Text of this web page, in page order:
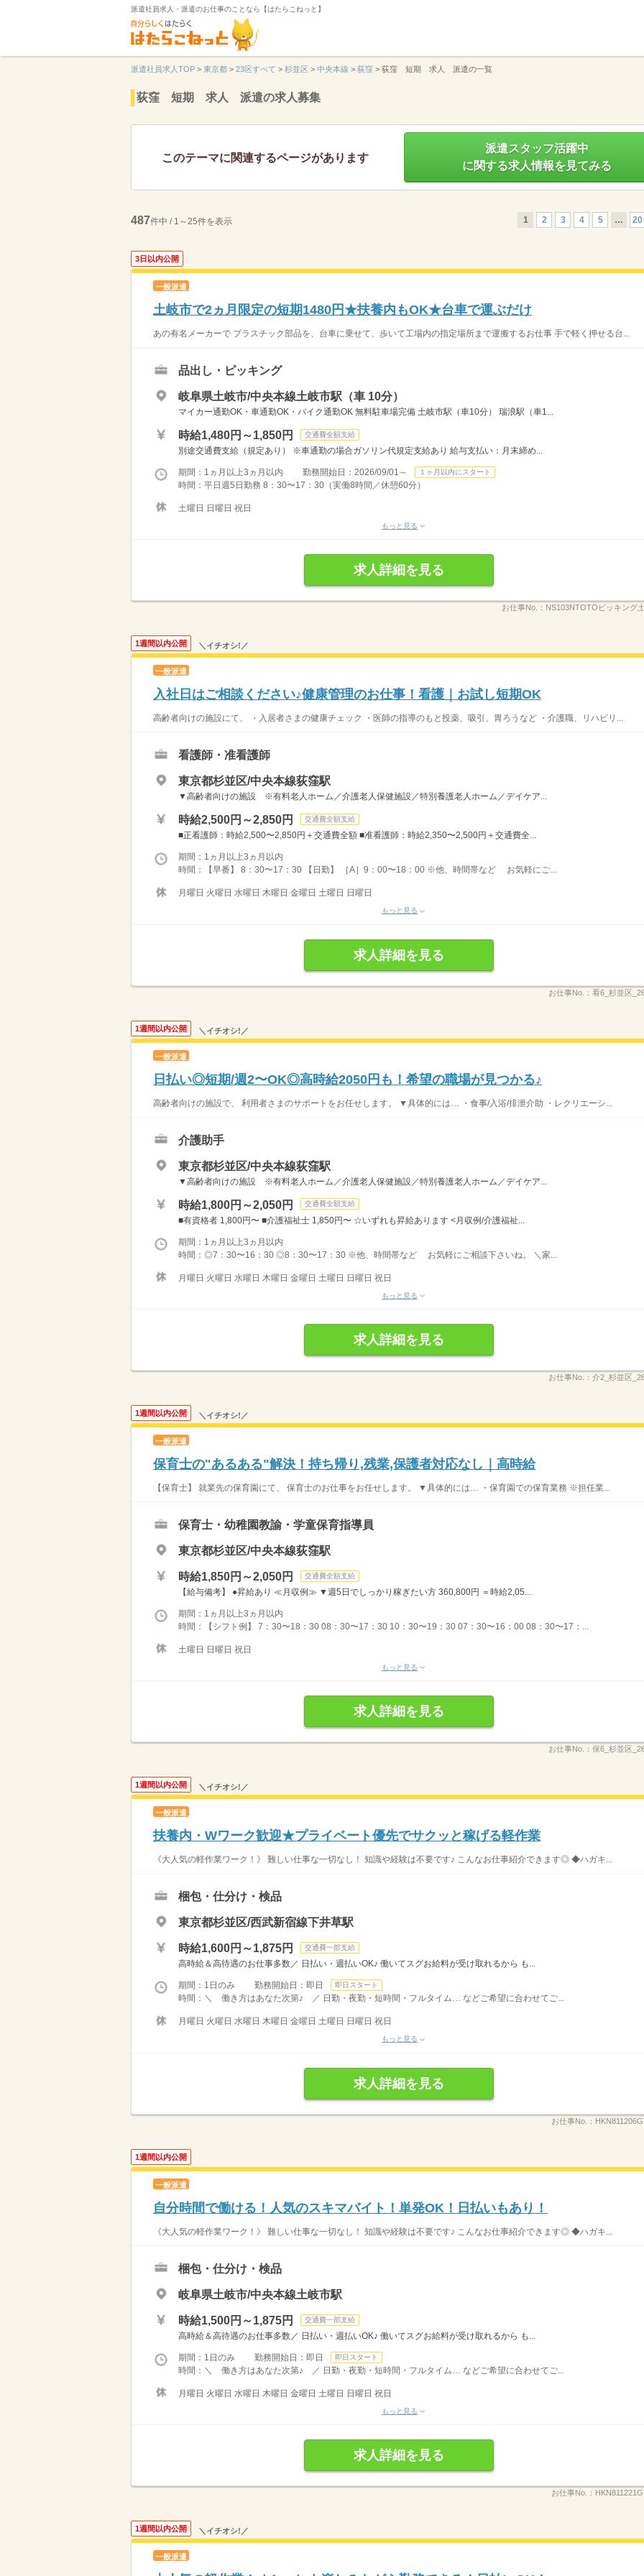
派遣社員求人・派遣のお仕事のことなら【はたらこねっと】
派遣社員求人TOP > 東京都 > 23区すべて > 杉並区 > 中央本線 > 荻窪 > 荻窪 短期 求人 派遣の一覧
荻窪 短期 求人 派遣の求人募集
このテーマに関連するページがあります
派遣スタッフ活躍中
に関する求人情報を見てみる
487件中 / 1～25件を表示 1 2 3 4 5 … 20
3日以内公開
一般派遣
土岐市で2ヵ月限定の短期1480円★扶養内もOK★台車で運ぶだけ
あの有名メーカーで プラスチック部品を、台車に乗せて、歩いて工場内の指定場所まで運搬するお仕事 手で軽く押せる台...
品出し・ピッキング
岐阜県土岐市/中央本線土岐市駅（車 10分）
マイカー通勤OK・車通勤OK・バイク通勤OK 無料駐車場完備 土岐市駅（車10分） 瑞浪駅（車1...
時給1,480円～1,850円 交通費全額支給
別途交通費支給（規定あり） ※車通勤の場合ガソリン代規定支給あり 給与支払い：月末締め...
期間：1ヵ月以上3ヵ月以内 勤務開始日：2026/09/01～ １ヶ月以内にスタート
時間：平日週5日勤務 8：30〜17：30（実働8時間／休憩60分）
土曜日 日曜日 祝日
もっと見る
求人詳細を見る
お仕事No.： NS103NTOTOピッキング
1週間以内公開 ＼イチオシ!／
一般派遣
入社日はご相談ください♪健康管理のお仕事！看護｜お試し短期OK
高齢者向けの施設にて、 ・入居者さまの健康チェック ・医師の指導のもと投薬、吸引、胃ろうなど ・介護職、リハビリ...
看護師・准看護師
東京都杉並区/中央本線荻窪駅
▼高齢者向けの施設 ※有料老人ホーム／介護老人保健施設／特別養護老人ホーム／デイケア...
時給2,500円～2,850円 交通費全額支給
■正看護師：時給2,500〜2,850円＋交通費全額 ■准看護師：時給2,350〜2,500円＋交通費全...
期間：1ヵ月以上3ヵ月以内
時間：【早番】 8：30〜17：30 【日勤】 ［A］9：00〜18：00 ※他、時間帯など お気軽にご...
月曜日 火曜日 水曜日 木曜日 金曜日 土曜日 日曜日
もっと見る
求人詳細を見る
お仕事No.： 看6_杉並区
1週間以内公開 ＼イチオシ!／
一般派遣
日払い◎短期/週2〜OK◎高時給2050円も！希望の職場が見つかる♪
高齢者向けの施設で、 利用者さまのサポートをお任せします。 ▼具体的には… ・食事/入浴/排泄介助 ・レクリエーシ...
介護助手
東京都杉並区/中央本線荻窪駅
▼高齢者向けの施設 ※有料老人ホーム／介護老人保健施設／特別養護老人ホーム／デイケア...
時給1,800円～2,050円 交通費全額支給
■有資格者 1,800円〜 ■介護福祉士 1,850円〜 ☆いずれも昇給あります <月収例/介護福祉...
期間：1ヵ月以上3ヵ月以内
時間：◎7：30〜16：30 ◎8：30〜17：30 ※他、時間帯など お気軽にご相談下さいね。 ＼家...
月曜日 火曜日 水曜日 木曜日 金曜日 土曜日 日曜日 祝日
もっと見る
求人詳細を見る
お仕事No.： 介2_杉並区
1週間以内公開 ＼イチオシ!／
一般派遣
保育士の"あるある"解決！持ち帰り,残業,保護者対応なし｜高時給
【保育士】 就業先の保育園にて、 保育士のお仕事をお任せします。 ▼具体的には… ・保育園での保育業務 ※担任業...
保育士・幼稚園教諭・学童保育指導員
東京都杉並区/中央本線荻窪駅
時給1,850円～2,050円 交通費全額支給
【給与備考】 ●昇給あり ≪月収例≫ ▼週5日でしっかり稼ぎたい方 360,800円 ＝時給2,05...
期間：1ヵ月以上3ヵ月以内
時間：【シフト例】 7：30〜18：30 08：30〜17：30 10：30〜19：30 07：30〜16：00 08：30〜17：...
土曜日 日曜日 祝日
もっと見る
求人詳細を見る
お仕事No.： 保6_杉並区
1週間以内公開 ＼イチオシ!／
一般派遣
扶養内・Wワーク歓迎★プライベート優先でサクッと稼げる軽作業
《大人気の軽作業ワーク！》 難しい仕事な一切なし！ 知識や経験は不要です♪ こんなお仕事紹介できます◎ ◆ハガキ...
梱包・仕分け・検品
東京都杉並区/西武新宿線下井草駅
時給1,600円～1,875円 交通費一部支給
高時給＆高待遇のお仕事多数／ 日払い・週払いOK♪ 働いてスグお給料が受け取れるから も...
期間：1日のみ 勤務開始日：即日 即日スタート
時間：＼ 働き方はあなた次第♪ ／ 日勤・夜勤・短時間・フルタイム… などご希望に合わせてご...
月曜日 火曜日 水曜日 木曜日 金曜日 土曜日 日曜日 祝日
もっと見る
求人詳細を見る
お仕事No.：
1週間以内公開
一般派遣
自分時間で働ける！人気のスキマバイト！単発OK！日払いもあり！
《大人気の軽作業ワーク！》 難しい仕事な一切なし！ 知識や経験は不要です♪ こんなお仕事紹介できます◎ ◆ハガキ...
梱包・仕分け・検品
岐阜県土岐市/中央本線土岐市駅
時給1,500円～1,875円 交通費一部支給
高時給＆高待遇のお仕事多数／ 日払い・週払いOK♪ 働いてスグお給料が受け取れるから も...
期間：1日のみ 勤務開始日：即日 即日スタート
時間：＼ 働き方はあなた次第♪ ／ 日勤・夜勤・短時間・フルタイム… などご希望に合わせてご...
月曜日 火曜日 水曜日 木曜日 金曜日 土曜日 日曜日 祝日
もっと見る
求人詳細を見る
お仕事No.：
1週間以内公開 ＼イチオシ!／
一般派遣